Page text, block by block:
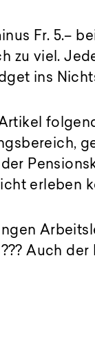
Fr. 5.–
zu viel.
ins
erleben
Auch